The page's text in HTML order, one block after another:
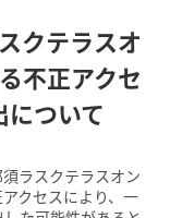
クテラスオ
不正アクセ
ついて
ラスクテラスオン
クセスにより、一